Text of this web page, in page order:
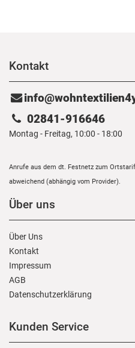
Kontakt
02841-916646
Montag - Freitag, 10:00 - 18:00
Anrufe aus dem dt. Festnetz zum
abweichend (abhängig vom Provider).
Über uns
Über Uns
Kontakt
Impressum
AGB
Daten­schutz­erklärung
Kunden Service